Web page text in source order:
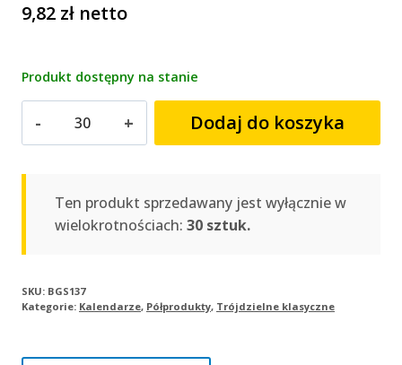
9,82 zł netto
Produkt dostępny na stanie
kalendarium
trójdzielne
klasyczne
BGS137
Dodaj do koszyka
Ten produkt sprzedawany jest wyłącznie w
wielokrotnościach: 30 sztuk.
SKU: BGS137
Kategorie: Kalendarze, Półprodukty, Trójdzielne klasyczne